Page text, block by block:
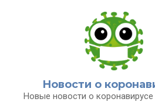
Новости о
Новые новости о коронавирусе